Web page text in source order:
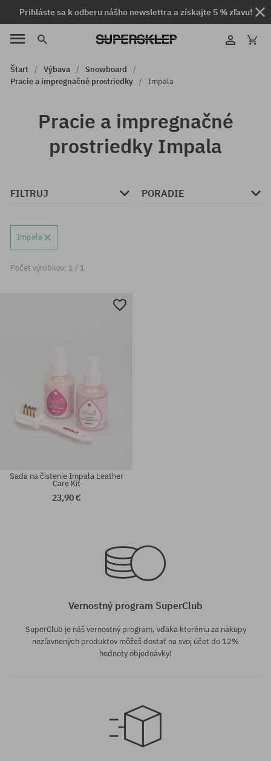
Prihláste sa k odberu nášho newslettra a získajte 5 % zľavu!
Štart Výbava
Snowboard
Pracie a impregnačné prostriedky
Impala
Pracie a impregnačné
prostriedky Impala
FILTRUJ PORADIE
Impala
Počet výrobkov: 1 / 1
Sada na čistenie Impala Leather
Care Kit
23,90 €
Vernostný program SuperClub
SuperClub je náš vernostný program, vďaka ktorému za nákupy
nezľavnených produktov môžeš dostať na svoj účet do 12%
hodnoty objednávky!